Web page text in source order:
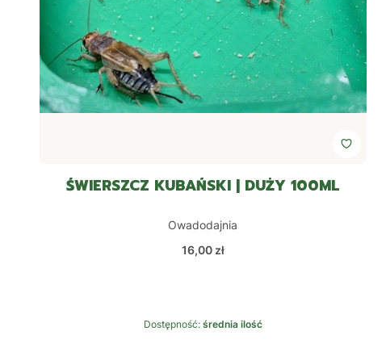
ŚWIERSZCZ KUBAŃSKI | DUŻY 100ML
Producent
Owadodajnia
Cena
16,00 zł
Dostępność: średnia ilość